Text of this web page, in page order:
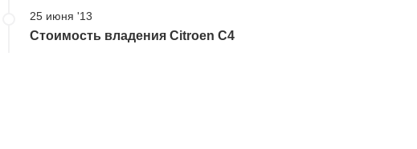
25 июня '13
Стоимость владения Citroen C4